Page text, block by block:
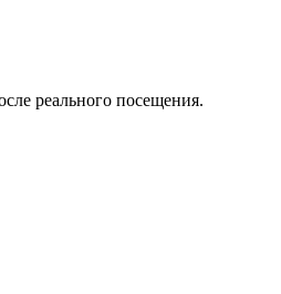
реального посещения.